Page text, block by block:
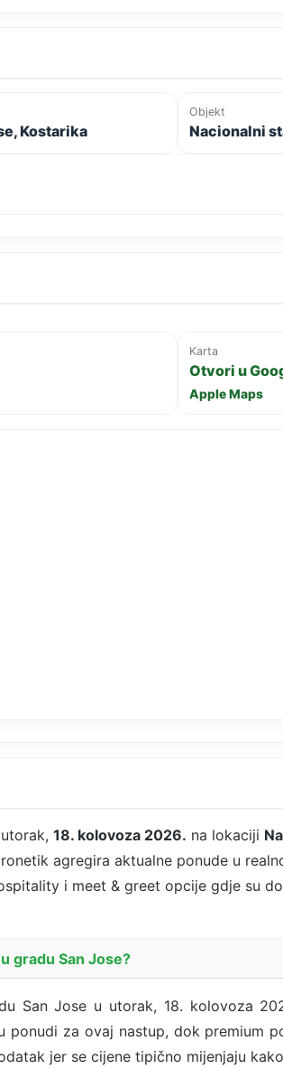
Kostarika
Objekt
Nacionalni
Karta
Otvori u
Apple Maps
18. kolovoza 2026. na lokaciji
agregira aktualne ponude u
i meet & greet opcije gdje su
gradu San Jose?
San Jose u utorak, 18. kolovoza
ponudi za ovaj nastup, dok premium
jer se cijene tipično mijenjaju